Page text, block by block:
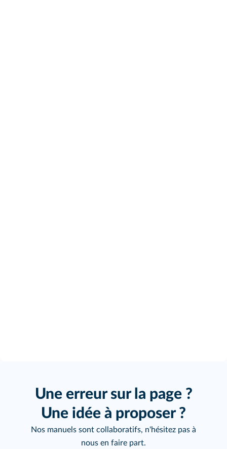
Une erreur sur la page ?
Une idée à proposer ?
Nos manuels sont collaboratifs, n'hésitez pas à
nous en faire part.